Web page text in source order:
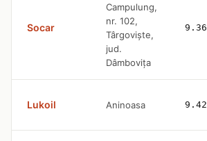
Socar
Campulung,
nr. 102,
Târgoviște,
jud.
Dâmbovița
9.36
Lukoil Aninoasa 9.42